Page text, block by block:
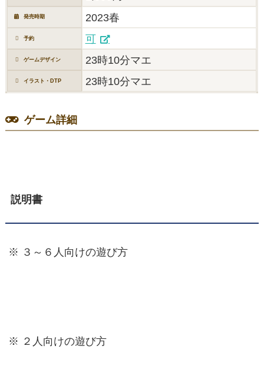
発売時期 2023春
予約 可
ゲームデザイン 23時10分マエ
イラスト・DTP 23時10分マエ
ゲーム詳細
説明書
※ ３～６人向けの遊び方
※ ２人向けの遊び方